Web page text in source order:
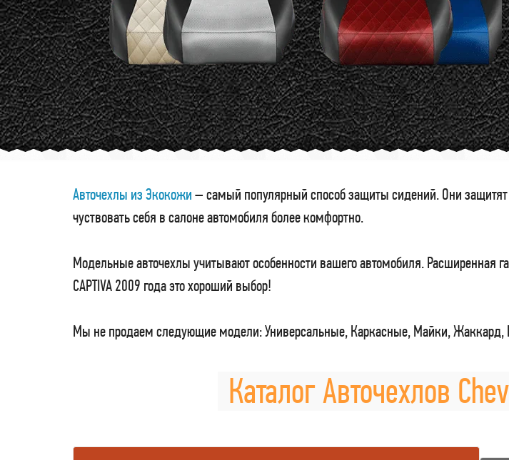
Авточехлы из Экокожи– самый популярный способ защиты сидений. Они
чуствовать себя в салоне автомобиля более комфортно.
Модельные авточехлы учитывают особенности вашего автомобиля. Расширенная
CAPTIVA 2009 года это хороший выбор!
Мы не продаем следующие модели: Универсальные, Каркасные, Майки,
Каталог Авточехлов